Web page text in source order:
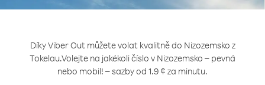
Díky Viber Out můžete volat kvalitně do Nizozemsko z
Tokelau.Volejte na jakékoli číslo v Nizozemsko – pevná
nebo mobil! – sazby od 1.9 ¢ za minutu.